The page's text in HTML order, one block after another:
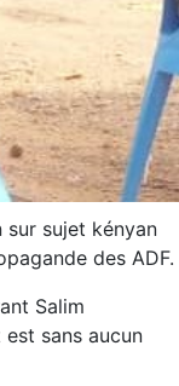
sur sujet kényan
des ADF.
Salim
sans aucun